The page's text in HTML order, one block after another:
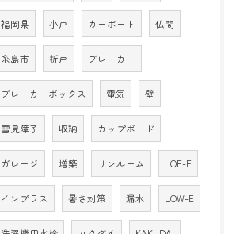
福岡県 小戸 カーポート 仏間
糸島市 折戸 ブレーカー
ブレーカーボックス 電気 壁
雪見障子 収納 カップボード
ガレージ 増築 サンルーム LOE-E
インプラス 暑さ対策 漏水 LOW-E